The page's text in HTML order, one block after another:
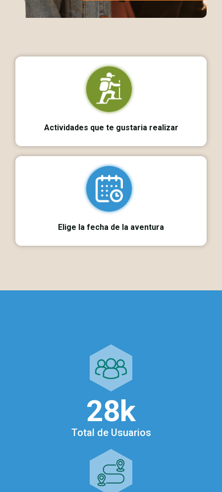
Actividades que te gustaria realizar
Elige la fecha de la aventura
Total de Usuarios
28k